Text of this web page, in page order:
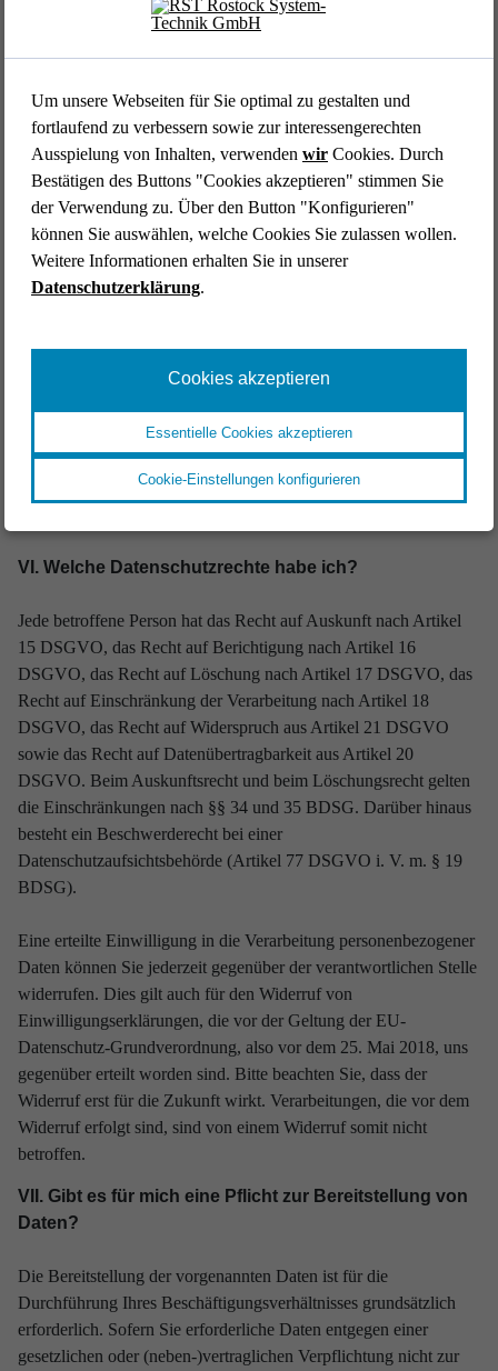
Andere Gesellschaften unserer Unternehmensgruppe, sofern
Übermittlung haben oder Sie uns hierzu Ihre Einwilligung
erteilt haben.
Private Stellen, die für uns als Dienstleister tätig sind (z. B. im
Bereich der Bereitstellung und Administration unserer IT-
Systeme, zur Übernahme administrativer Aufgaben im
Personal- und Verwaltungsbereich oder zur Rechtsberatung).
V. Wie lange werden meine Daten gespeichert?
Wir verarbeiten und speichern Ihre personenbezogenen Daten
solange es für die Erfüllung unserer vertraglichen und
Sind die Daten für die Erfüllung vertraglicher oder gesetzlicher
Pflichten nicht mehr erforderlich, werden diese regelmäßig
gelöscht, es sein denn, deren befristete Weiterverarbeitung ist aus
VI. Welche Datenschutzrechte habe ich?
Jede betroffene Person hat das Recht auf Auskunft nach Artikel
15 DSGVO, das Recht auf Berichtigung nach Artikel 16
DSGVO, das Recht auf Löschung nach Artikel 17 DSGVO, das
Recht auf Einschränkung der Verarbeitung nach Artikel 18
DSGVO, das Recht auf Widerspruch aus Artikel 21 DSGVO
sowie das Recht auf Datenübertragbarkeit aus Artikel 20
DSGVO. Beim Auskunftsrecht und beim Löschungsrecht gelten
die Einschränkungen nach §§ 34 und 35 BDSG. Darüber hinaus
besteht ein Beschwerderecht bei einer
Datenschutzaufsichtsbehörde (Artikel 77 DSGVO i. V. m. § 19
BDSG).
Eine erteilte Einwilligung in die Verarbeitung personenbezogener
Daten können Sie jederzeit gegenüber der verantwortlichen Stelle
widerrufen. Dies gilt auch für den Widerruf von
Einwilligungserklärungen, die vor der Geltung der EU-
Datenschutz-Grundverordnung, also vor dem 25. Mai 2018, uns
gegenüber erteilt worden sind. Bitte beachten Sie, dass der
Widerruf erst für die Zukunft wirkt. Verarbeitungen, die vor dem
Widerruf erfolgt sind, sind von einem Widerruf somit nicht
betroffen.
VII. Gibt es für mich eine Pflicht zur Bereitstellung von
Daten?
Die Bereitstellung der vorgenannten Daten ist für die
Durchführung Ihres Beschäftigungsverhältnisses grundsätzlich
erforderlich. Sofern Sie erforderliche Daten entgegen einer
gesetzlichen oder (neben-)vertraglichen Verpflichtung nicht zur
Um unsere Webseiten für Sie optimal zu gestalten und
fortlaufend zu verbessern sowie zur interessengerechten
Ausspielung von Inhalten, verwenden wir Cookies. Durch
Bestätigen des Buttons "Cookies akzeptieren" stimmen Sie
der Verwendung zu. Über den Button "Konfigurieren"
können Sie auswählen, welche Cookies Sie zulassen wollen.
Weitere Informationen erhalten Sie in unserer
Datenschutzerklärung.
Cookies akzeptieren
Essentielle Cookies akzeptieren
Cookie-Einstellungen konfigurieren